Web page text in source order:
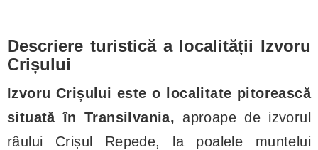
Descriere turistică a localității Izvoru
Crișului
Izvoru Crișului este o localitate pitorească
situată în Transilvania, aproape de izvorul
râului Crișul Repede, la poalele muntelui